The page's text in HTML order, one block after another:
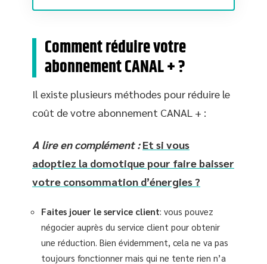
Comment réduire votre
abonnement CANAL + ?
Il existe plusieurs méthodes pour réduire le
coût de votre abonnement CANAL + :
A lire en complément : Et si vous
adoptiez la domotique pour faire baisser
votre consommation d’énergies ?
Faites jouer le service client: vous pouvez
négocier auprès du service client pour obtenir
une réduction. Bien évidemment, cela ne va pas
toujours fonctionner mais qui ne tente rien n’a